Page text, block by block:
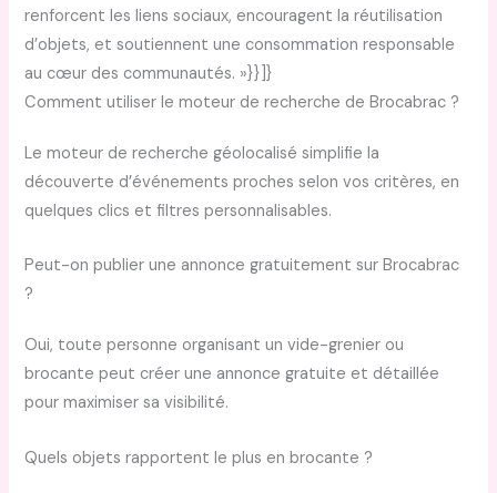
renforcent les liens sociaux, encouragent la réutilisation
d’objets, et soutiennent une consommation responsable
au cœur des communautés. »}}]}
Comment utiliser le moteur de recherche de Brocabrac ?
Le moteur de recherche géolocalisé simplifie la
découverte d’événements proches selon vos critères, en
quelques clics et filtres personnalisables.
Peut-on publier une annonce gratuitement sur Brocabrac
?
Oui, toute personne organisant un vide-grenier ou
brocante peut créer une annonce gratuite et détaillée
pour maximiser sa visibilité.
Quels objets rapportent le plus en brocante ?